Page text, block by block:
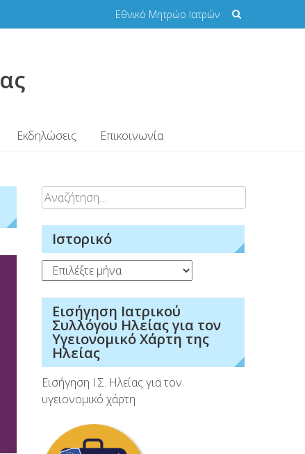
Εθνικό Μητρώο Ιατρών
Εκδηλώσεις Επικοινωνία
Αναζήτηση
για:
Ιστορικό
Ιστορικό
Εισήγηση Ιατρικού
Συλλόγου Ηλείας για τον
Υγειονομικό Χάρτη της
Ηλείας
Εισήγηση Ι.Σ. Ηλείας για τον
υγειονομικό χάρτη